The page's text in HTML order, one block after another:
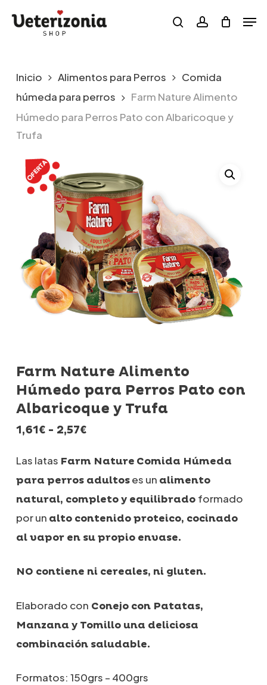
searchaccount
Inicio Alimentos para Perros
Comida
húmeda para perros
Farm Nature Alimento
Húmedo para Perros Pato con Albaricoque y
Trufa
Farm Nature Alimento
Húmedo para Perros Pato con
Albaricoque y Trufa
1,61€ - 2,57€Rango
precios:
1,61€
hasta
2,57€
Las latas Farm Nature Comida Húmeda
para perros adultoses un alimento
natural, completo y equilibrado formado
por un alto contenido proteico, cocinado
al vapor en su propio envase.
NO contiene ni cereales, ni gluten.
Elaborado con Conejo con Patatas,
Manzana y Tomillo una deliciosa
combinación saludable.
Formatos: 150grs – 400grs